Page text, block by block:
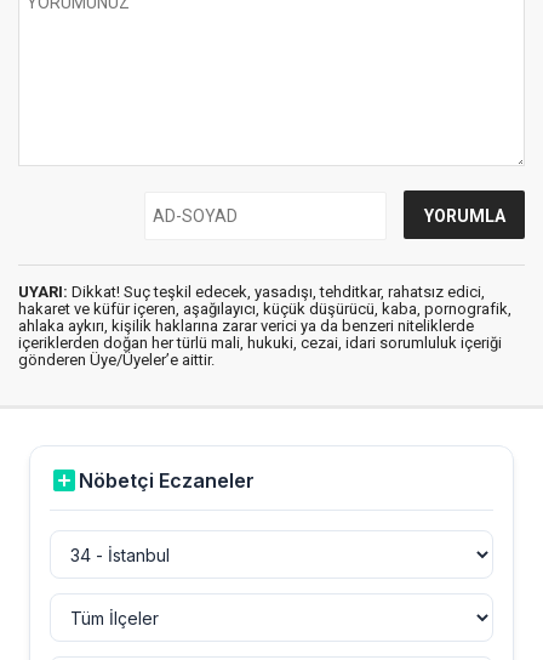
UYARI: Dikkat! Suç teşkil edecek, yasadışı, tehditkar, rahatsız edici,
hakaret ve küfür içeren, aşağılayıcı, küçük düşürücü, kaba, pornografik,
ahlaka aykırı, kişilik haklarına zarar verici ya da benzeri niteliklerde
içeriklerden doğan her türlü mali, hukuki, cezai, idari sorumluluk içeriği
gönderen Üye/Üyeler’e aittir.